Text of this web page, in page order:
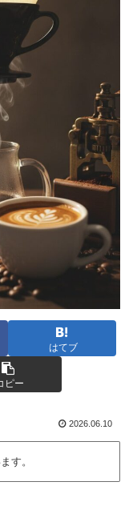
はてブ
ピー
2026.06.10
す。